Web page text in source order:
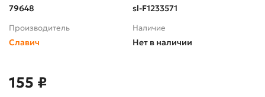
79648 sl-F1233571
Производитель
Славич
Наличие
Нет в наличии
155 ₽